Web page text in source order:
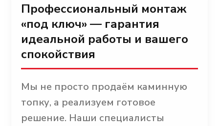
Профессиональный монтаж
«под ключ» — гарантия
идеальной работы и вашего
спокойствия
Мы не просто продаём каминную
топку, а реализуем готовое
решение. Наши специалисты